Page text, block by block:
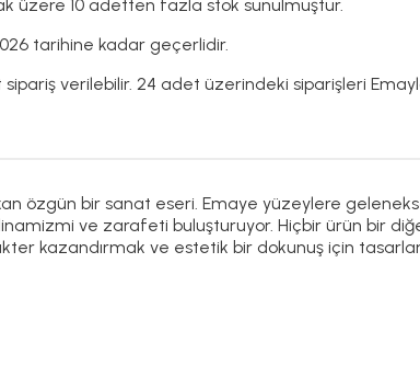
üzere 10 adetten fazla stok sunulmuştur.
tarihine kadar geçerlidir.
verilebilir. 24 adet üzerindeki siparişleri
özgün bir sanat eseri. Emaye yüzeylere
ve zarafeti buluşturuyor. Hiçbir ürün bir
kazandırmak ve estetik bir dokunuş için